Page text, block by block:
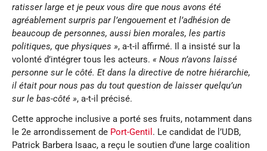
ratisser large et je peux vous dire que nous avons été
agréablement surpris par l’engouement et l’adhésion de
beaucoup de personnes, aussi bien morales, les partis
politiques, que physiques », a-t-il affirmé. Il a insisté sur la
volonté d’intégrer tous les acteurs. « Nous n’avons laissé
personne sur le côté. Et dans la directive de notre hiérarchie,
il était pour nous pas du tout question de laisser quelqu’un
sur le bas-côté », a-t-il précisé.
Cette approche inclusive a porté ses fruits, notamment dans
le 2e arrondissement de Port-Gentil . Le candidat de l’UDB,
Patrick Barbera Isaac, a reçu le soutien d’une large coalition